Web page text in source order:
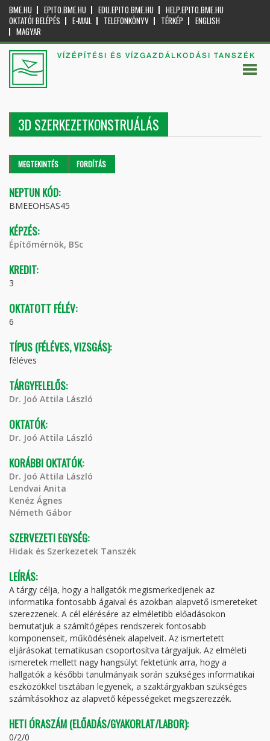
BME.HU EPITO.BME.HU EDU.EPITO.BME.HU
HELP.EPITO.BME.HU
OKTATÓI BELÉPÉS
E-MAIL TELEFONKÖNYV TÉRKÉP
ENGLISH
MAGYAR
VÍZÉPÍTÉSI ÉS VÍZGAZDÁLKODÁSI TANSZÉK
3D SZERKEZETKONSTRUÁLÁS
Elsődleges fülek
MEGTEKINTÉS (AKTÍVFORDÍTÁS
NEPTUN KÓD:
BMEEOHSAS45
KÉPZÉS:
Építőmérnök, BSc
KREDIT:
3
OKTATOTT FÉLÉV:
6
TÍPUS (FÉLÉVES, VIZSGÁS):
féléves
TÁRGYFELELŐS:
Dr. Joó Attila László
OKTATÓK:
Dr. Joó Attila László
KORÁBBI OKTATÓK:
Dr. Joó Attila László
Lendvai Anita
Kenéz Ágnes
Németh Gábor
SZERVEZETI EGYSÉG:
Hidak és Szerkezetek Tanszék
LEÍRÁS:
A tárgy célja, hogy a hallgatók megismerkedjenek az
informatika fontosabb ágaival és azokban alapvető ismereteket
szerezzenek. A cél elérésére az elméletibb előadásokon
bemutatjuk a számítógépes rendszerek fontosabb
komponenseit, működésének alapelveit. Az ismertetett
eljárásokat tematikusan csoportosítva tárgyaljuk. Az elméleti
ismeretek mellett nagy hangsúlyt fektetünk arra, hogy a
hallgatók a későbbi tanulmányaik során szükséges informatikai
eszközökkel tisztában legyenek, a szaktárgyakban szükséges
számításokhoz az alapvető képességeket megszerezzék.
HETI ÓRASZÁM (ELŐADÁS/GYAKORLAT/LABOR):
0/2/0